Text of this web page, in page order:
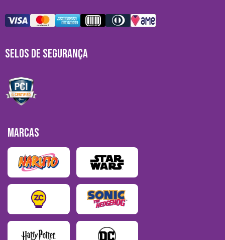
SELOS DE SEGURANÇA
MARCAS